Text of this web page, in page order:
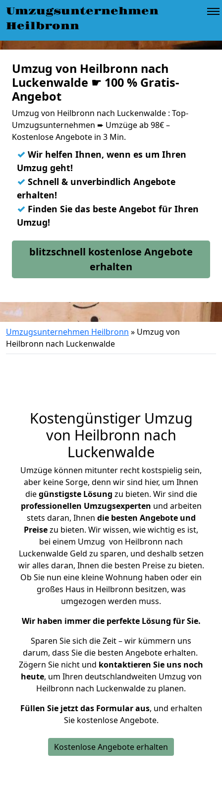
Umzugsunternehmen
Heilbronn
Umzug von Heilbronn nach
Luckenwalde ☛ 100 % Gratis-
Angebot
Umzug von Heilbronn nach Luckenwalde : Top-
Umzugsunternehmen ➨ Umzüge ab 98€ –
Kostenlose Angebote in 3 Min.
✓ Wir helfen Ihnen, wenn es um Ihren
Umzug geht!
✓ Schnell & unverbindlich Angebote
erhalten!
✓ Finden Sie das beste Angebot für Ihren
Umzug!
blitzschnell kostenlose Angebote
erhalten
Umzugsunternehmen Heilbronn » Umzug von
Heilbronn nach Luckenwalde
Kostengünstiger Umzug
von Heilbronn nach
Luckenwalde
Umzüge können mitunter recht kostspielig sein,
aber keine Sorge, denn wir sind hier, um Ihnen
diegünstigste Lösung zu bieten. Wir sind die
professionellen Umzugsexperten und arbeiten
stets daran, Ihnen die besten Angebote und
Preisezu bieten. Wir wissen, wie wichtig es ist,
bei einem Umzug von Heilbronn nach
Luckenwalde Geld zu sparen, und deshalb setzen
wir alles daran, Ihnen die besten Preise zu bieten.
Ob Sie nun eine kleine Wohnung haben oder ein
großes Haus in Heilbronn besitzen, was
umgezogen werden muss.
Wir haben immer die perfekte Lösung für Sie.
Sparen Sie sich die Zeit – wir kümmern uns
darum, dass Sie die besten Angebote erhalten.
Zögern Sie nicht und kontaktieren Sie uns noch
heute, um Ihren deutschlandweiten Umzug von
Heilbronn nach Luckenwalde zu planen.
Füllen Sie jetzt das Formular aus, und erhalten
Sie kostenlose Angebote.
Kostenlose Angebote erhalten